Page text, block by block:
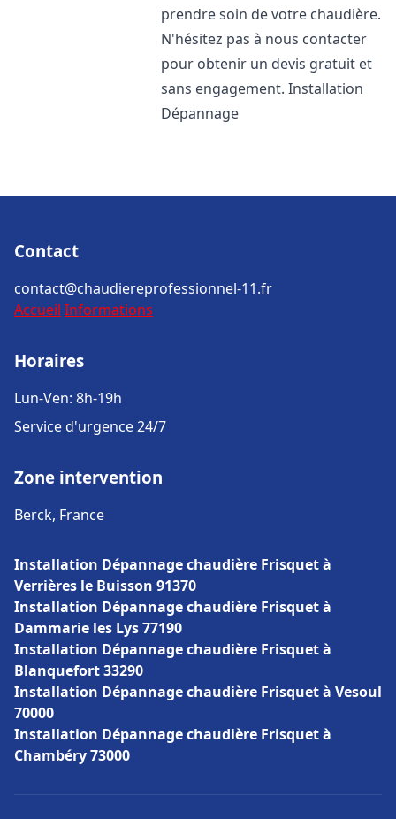
prendre soin de votre chaudière.
N'hésitez pas à nous contacter
pour obtenir un devis gratuit et
sans engagement. Installation
Dépannage
Contact
contact@chaudiereprofessionnel-11.fr
Accueil Informations
Horaires
Lun-Ven: 8h-19h
Service d'urgence 24/7
Zone intervention
Berck, France
Installation Dépannage chaudière Frisquet à
Verrières le Buisson 91370
Installation Dépannage chaudière Frisquet à
Dammarie les Lys 77190
Installation Dépannage chaudière Frisquet à
Blanquefort 33290
Installation Dépannage chaudière Frisquet à Vesoul
70000
Installation Dépannage chaudière Frisquet à
Chambéry 73000